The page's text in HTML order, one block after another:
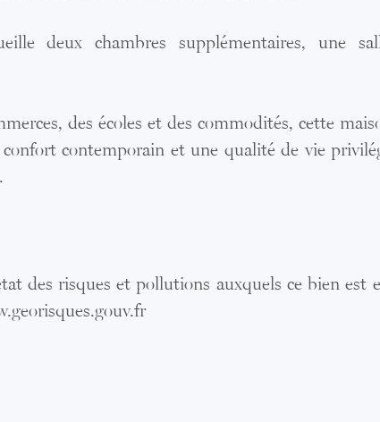
deux chambres supplémentaires, une
des écoles et des commodités, cette
contemporain et une qualité de vie
des risques et pollutions auxquels ce bien est